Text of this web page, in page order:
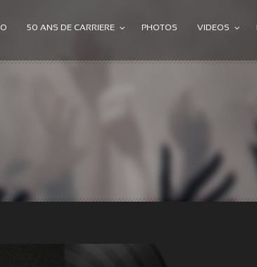
50 ANS DE CARRIERE PHOTOS VIDEOS